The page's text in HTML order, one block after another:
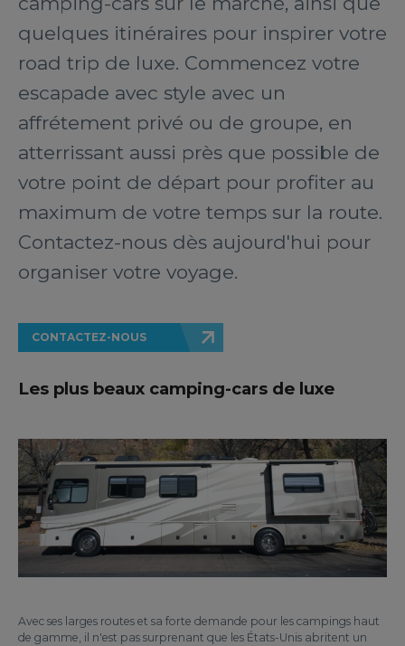
quelques itinéraires pour inspirer votre
road trip de luxe. Commencez votre
escapade avec style avec un
affrétement privé ou de groupe, en
atterrissant aussi près que possible de
votre point de départ pour profiter au
maximum de votre temps sur la route.
Contactez-nous dès aujourd'hui pour
organiser votre voyage.
CONTACTEZ-NOUS
Les plus beaux camping-cars de luxe
Avec ses larges routes et sa forte demande pour les campings haut
de gamme, il n'est pas surprenant que les États-Unis abritent un